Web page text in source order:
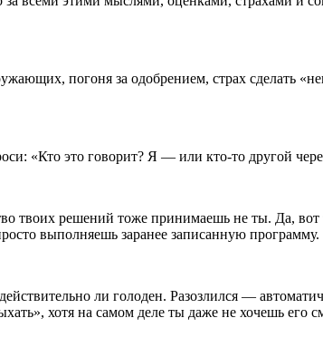
погоня за одобрением, страх сделать
«Кто это говорит? Я — или кто-то другой
твоих решений тоже принимаешь не ты. Да, вот
выполняешь заранее записанную программу.
ли голоден. Разозлился —
хотя на самом деле ты даже не хочешь его